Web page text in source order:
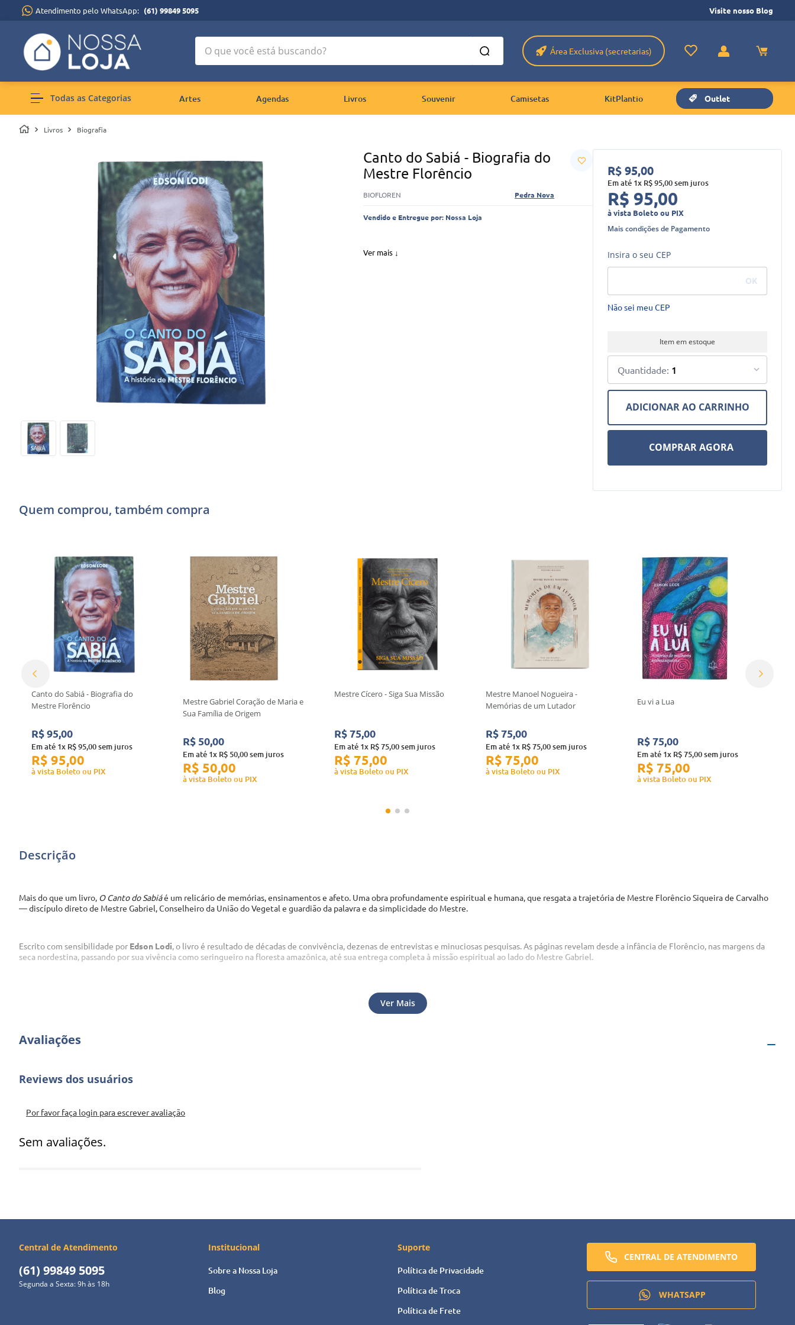
Atendimento pelo WhatsApp: (61) 99849 5095 Visite nosso Blog
O que você está buscando?
Área Exclusiva (secretarias)
Todas as Categorias Artes Agendas Livros Souvenir Camisetas KitPlantio Outlet
Livros Biografia
Canto do Sabiá - Biografia do
Mestre Florêncio
BIOFLOREN Pedra Nova
Vendido e Entregue por: Nossa Loja
Ver mais ↓
R$95,00
Em até 1x R$95,00sem juros
R$ 95,00
à vista Boleto ou PIX
Mais condições de Pagamento
Insira o seu CEP
Não sei meu CEP
Item em estoque
1
ADICIONAR AO CARRINHO
COMPRAR AGORA
Quem comprou, também compra
Canto do Sabiá - Biografia do
Mestre Florêncio
R$95,00
Em até 1x R$95,00sem juros
R$ 95,00
à vista Boleto ou PIX
Mestre Gabriel Coração de Maria e
Sua Família de Origem
R$ 50,00
Em até 1x R$ 50,00sem juros
R$ 50,00
à vista Boleto ou PIX
Mestre Cícero - Siga Sua Missão
R$75,00
Em até 1x R$75,00sem juros
R$ 75,00
à vista Boleto ou PIX
Mestre Manoel Nogueira -
Memórias de um Lutador
R$75,00
Em até 1x R$75,00sem juros
R$ 75,00
à vista Boleto ou PIX
Eu vi a Lua
R$75,00
Em até 1x R$75,00sem juros
R$ 75,00
à vista Boleto ou PIX
Descrição
Mais do que um livro, O Canto do Sabiá é um relicário de memórias, ensinamentos e afeto. Uma obra profundamente espiritual e humana, que resgata a trajetória de Mestre Florêncio Siqueira de Carvalho
— discípulo direto de Mestre Gabriel, Conselheiro da União do Vegetal e guardião da palavra e da simplicidade do Mestre.
Escrito com sensibilidade por Edson Lodi, o livro é resultado de décadas de convivência, dezenas de entrevistas e minuciosas pesquisas. As páginas revelam desde a infância de Florêncio, nas margens da
seca nordestina, passando por sua vivência como seringueiro na floresta amazônica, até sua entrega completa à missão espiritual ao lado do Mestre Gabriel.
Este exemplar impresso foi cuidadosamente produzido para que cada leitor possa sentir, página por página, a presença viva de um homem que fez da humildade sua maior força e da alegria sua marca
Ver Mais
R$95
Avaliações
Por favor faça login para escrever avaliação
Sem avaliações.
Central de Atendimento
(61) 99849 5095
Segunda a Sexta: 9h às 18h
Institucional
Sobre a Nossa Loja
Blog
Suporte
Política de Privacidade
Política de Troca
Política de Frete
CENTRAL DE ATENDIMENTO
WHATSAPP